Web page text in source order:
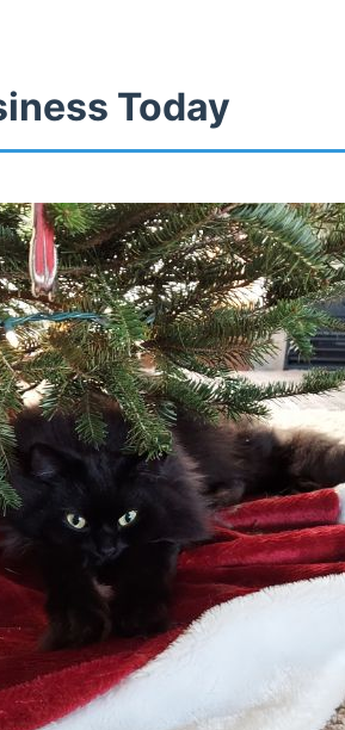
Today